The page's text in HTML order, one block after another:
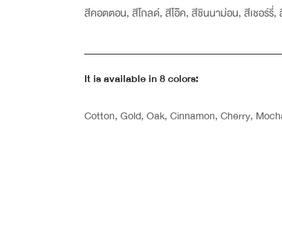
สีคอตตอน, สีโกลด์, สีโอ๊ค, สีชินนาม่อน, สีเชอร์
It is available in 8 colors:
Cotton, Gold, Oak, Cinnamon, Cherry,